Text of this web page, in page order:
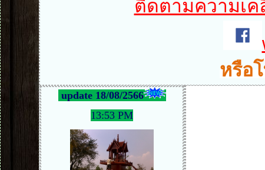
ติดตามความเค
หรือ
update 18/08/2566
13:53 PM